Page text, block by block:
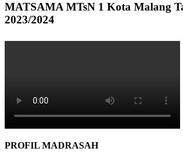
MATSAMA MTsN 1 Kota Malang
2023/2024
PROFIL MADRASAH